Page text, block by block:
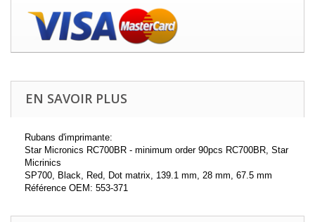
EN SAVOIR PLUS
Rubans d'imprimante:
Star Micronics RC700BR - minimum order 90pcs RC700BR, Star
Micrinics
SP700, Black, Red, Dot matrix, 139.1 mm, 28 mm, 67.5 mm
Référence OEM: 553-371